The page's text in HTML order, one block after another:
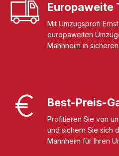
Europaweite
Mit Umzugsprofi
europaweiten
Mannheim in
Best-Preis-
Profitieren Sie von
und sichern Sie sich
Mannheim für Ihren